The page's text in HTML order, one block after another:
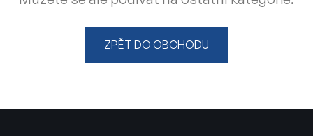
ZPĚT DO OBCHODU